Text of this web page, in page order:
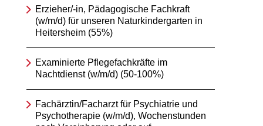
Erzieher/-in, Pädagogische Fachkraft
(w/m/d) für unseren Naturkindergarten in
Heitersheim (55%)
Examinierte Pflegefachkräfte im
Nachtdienst (w/m/d) (50-100%)
Fachärztin/Facharzt für Psychiatrie und
Psychotherapie (w/m/d), Wochenstunden